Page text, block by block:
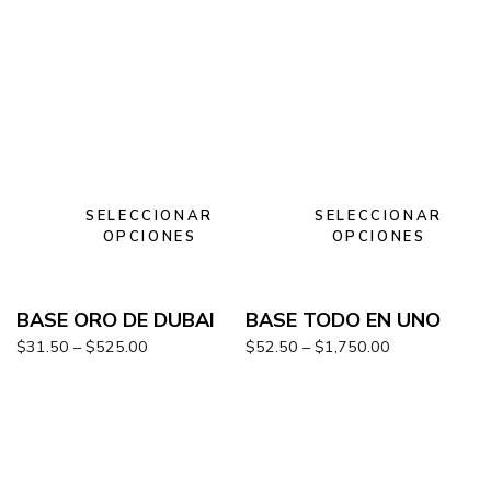
SELECCIONAR
OPCIONES
BASE ORO DE DUBAI
$31.50 – $525.00
SELECCIONAR
OPCIONES
BASE TODO EN UNO
$52.50 – $1,750.00